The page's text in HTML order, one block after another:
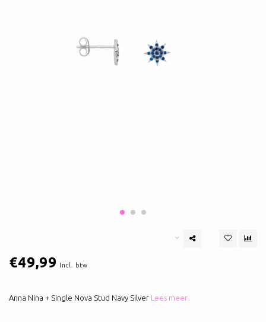
€49,99 Incl. btw
Anna Nina + Single Nova Stud Navy Silver Lees meer..